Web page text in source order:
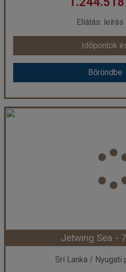
már
Időpontok
Bőröndbe
Ellátás:
Időpontok
Bőröndbe
Goldi Sands
Város:
Utazás módja:
leírás
Szálláskategória:
DOUBLE SEA
Időpont: 2026-
Jetwing Sea -
Sri Lanka / Nyugati